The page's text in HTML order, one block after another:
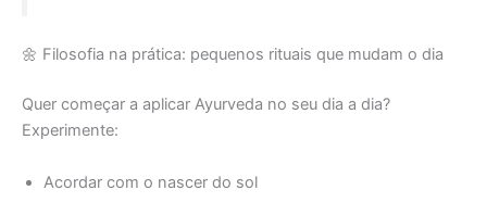
🌼 Filosofia na prática: pequenos rituais que mudam o dia
Quer começar a aplicar Ayurveda no seu dia a dia?
Experimente:
Acordar com o nascer do sol